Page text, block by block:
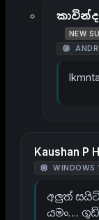
NEW
Kaushan P
WINDOWS
අලුත්
යමං….